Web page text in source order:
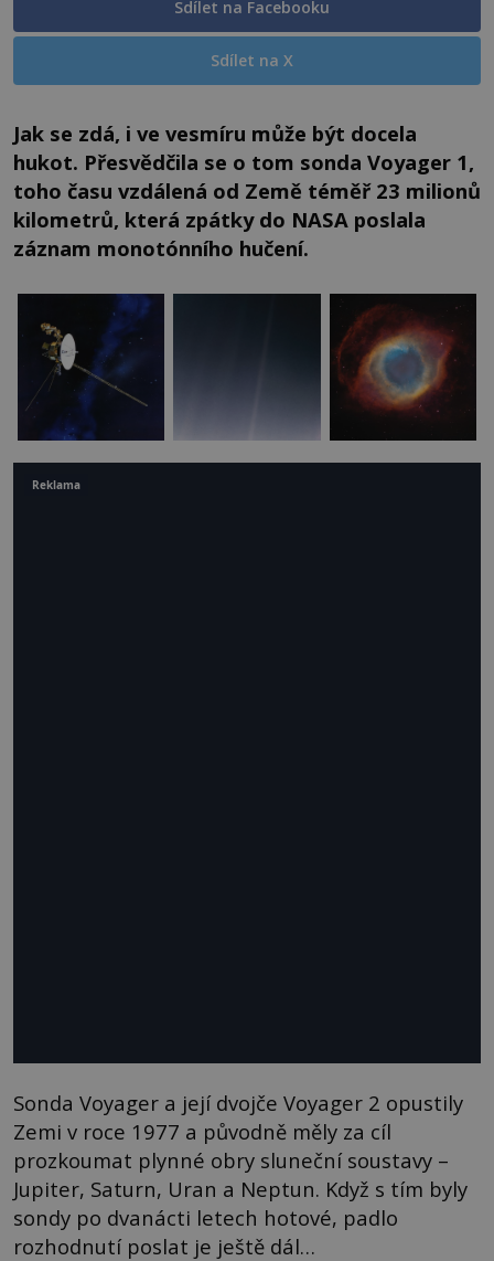
Sdílet na Facebooku
Sdílet na X
Jak se zdá, i ve vesmíru může být docela
hukot. Přesvědčila se o tom sonda Voyager 1,
toho času vzdálená od Země téměř 23 milionů
kilometrů, která zpátky do NASA poslala
záznam monotónního hučení.
Sonda Voyager a její dvojče Voyager 2 opustily
Zemi v roce 1977 a původně měly za cíl
prozkoumat plynné obry sluneční soustavy –
Jupiter, Saturn, Uran a Neptun. Když s tím byly
sondy po dvanácti letech hotové, padlo
rozhodnutí poslat je ještě dál…
Reklama